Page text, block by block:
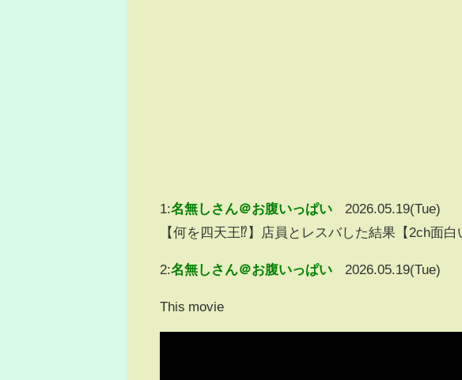
1:名無しさん＠お腹いっぱい
2026.05.19(Tue)
【何を四天王⁉︎】店員とレスバした結果【2ch面
2:名無しさん＠お腹いっぱい 2026.05.19(Tue)
This movie